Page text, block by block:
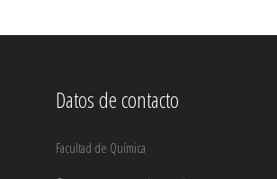
Datos de contacto
Facultad de Química